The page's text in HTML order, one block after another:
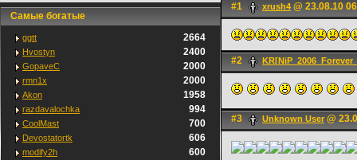
Самые богатые
ggtt 2664
Hvostyn 2400
GopaveC 2000
rmn1x 2000
Akon 1958
razdavalochka 994
CoolMast 700
Devostatortk 606
modify2h 600
#1 xrush4 @ 23.08.10
#2
#3 Unknown User @